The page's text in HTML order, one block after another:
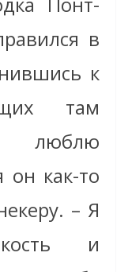
в
к
там
люблю
он как-то
– Я
и